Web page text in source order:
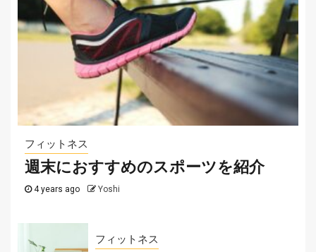
2022-07-12
サッカーテーマのカジノゲームを紹介！
2025-07-29
フィットネス
週末におすすめのスポーツを紹介
4 years ago Yoshi
フィットネス